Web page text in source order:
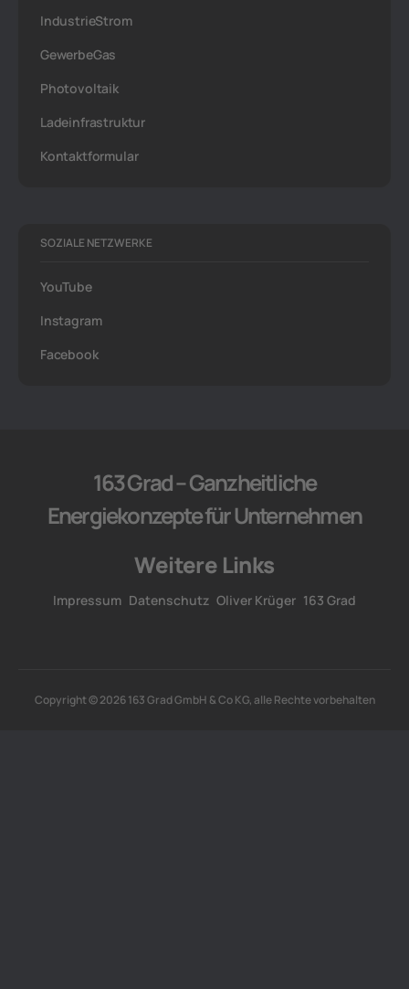
IndustrieStrom
GewerbeGas
Photovoltaik
Ladeinfrastruktur
Kontaktformular
SOZIALE NETZWERKE
YouTube
Instagram
Facebook
163 Grad – Ganzheitliche
Energiekonzepte für Unternehmen
Weitere Links
Impressum Datenschutz Oliver Krüger 163 Grad
Copyright © 2026 163 Grad GmbH & Co KG, alle Rechte vorbehalten